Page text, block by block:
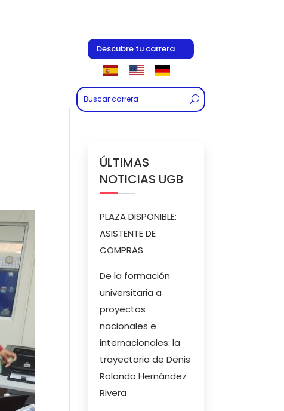
Descubre tu carrera
ÚLTIMAS
NOTICIAS UGB
PLAZA DISPONIBLE:
ASISTENTE DE
COMPRAS
De la formación
universitaria a
proyectos
nacionales e
internacionales: la
trayectoria de Denis
Rolando Hernández
Rivera